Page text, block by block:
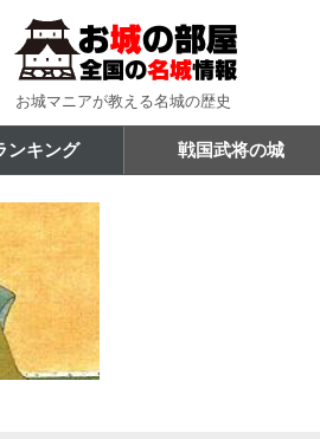
お城マニアが教える名城の歴史
ンキング 戦国武将の城